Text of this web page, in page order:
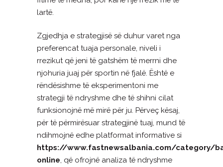
lartë.
Zgjedhja e strategjisë së duhur varet nga
preferencat tuaja personale, niveli i
rrezikut që jeni të gatshëm të merrni dhe
njohuria juaj për sportin në fjalë. Është e
rëndësishme të eksperimentoni me
strategji të ndryshme dhe të shihni cilat
funksionojnë më mirë për ju. Përveç kësaj,
për të përmirësuar strategjinë tuaj, mund të
ndihmojnë edhe platformat informative si
https://www.fastnewsalbania.com/category/
online, që ofrojnë analiza të ndryshme